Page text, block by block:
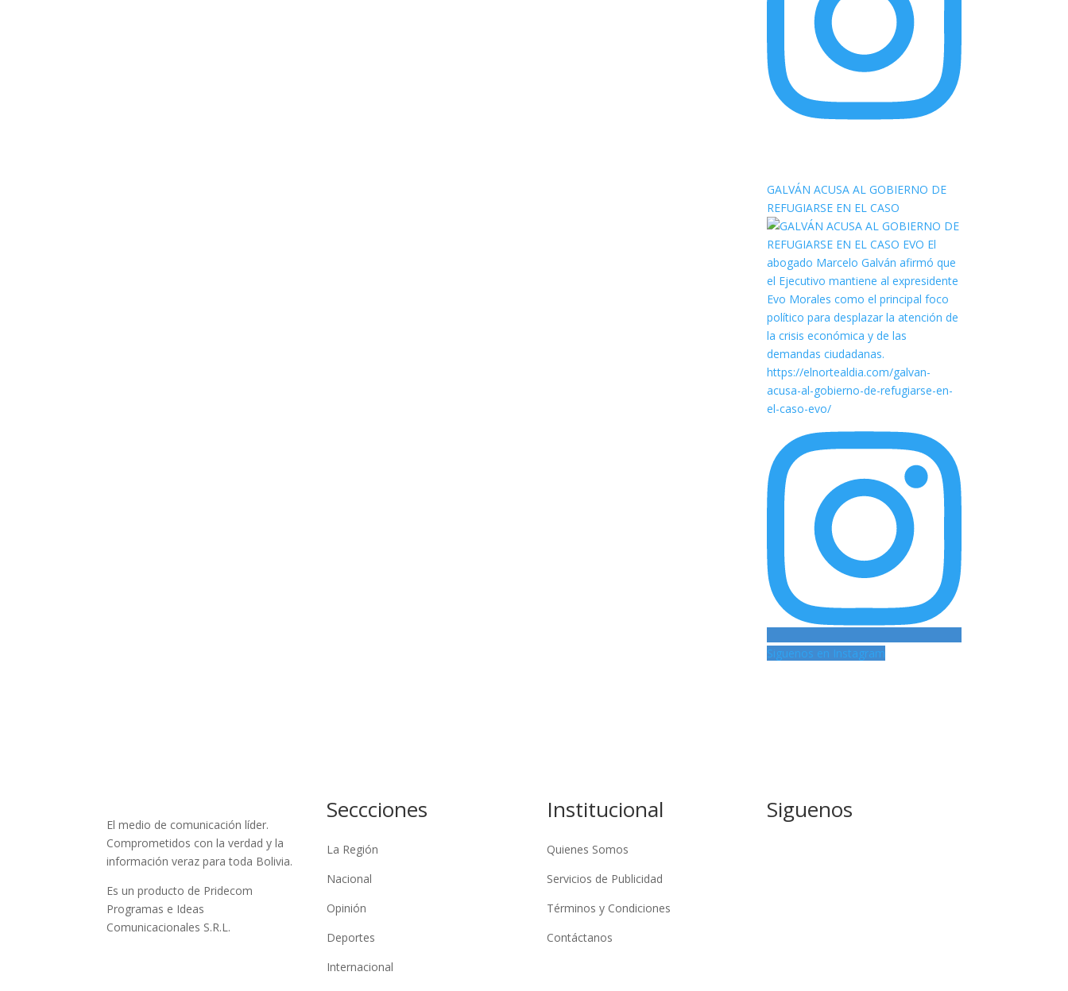
GALVÁN ACUSA AL GOBIERNO DE
REFUGIARSE EN EL CASO
Siguenos en Instagram
El medio de comunicación líder.
Comprometidos con la verdad y la
información veraz para toda Bolivia.
Es un producto de Pridecom
Programas e Ideas
Comunicacionales S.R.L.
Seccciones
La Región
Nacional
Opinión
Deportes
Internacional
Institucional
Quienes Somos
Servicios de Publicidad
Términos y Condiciones
Contáctanos
Siguenos